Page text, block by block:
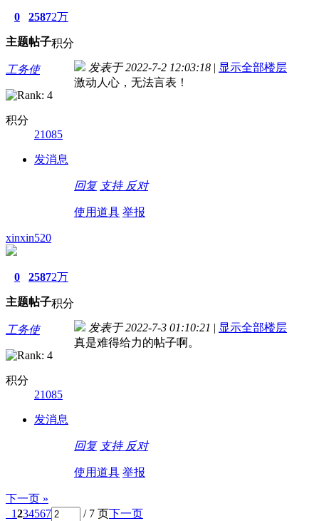
0
主题
2587
帖子
2万
积分
工务使
积分
21085
发消息
发表于 2022-7-2 12:03:18 | 显示全部楼层
激动人心，无法言表！
回复 支持 反对
使用道具 举报
xinxin520
0
主题
2587
帖子
2万
积分
工务使
积分
21085
发消息
发表于 2022-7-3 01:10:21 | 显示全部楼层
真是难得给力的帖子啊。
回复 支持 反对
使用道具 举报
下一页 »
1234567 / 7 页下一页